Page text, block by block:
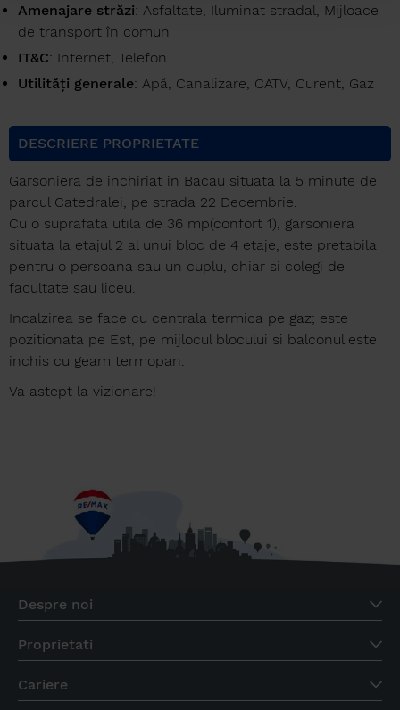
Amenajare străzi: Asfaltate, Iluminat stradal, Mijloace
de transport în comun
IT&C: Internet, Telefon
Utilități generale: Apă, Canalizare, CATV, Curent, Gaz
DESCRIERE PROPRIETATE
Garsoniera de inchiriat in Bacau situata la 5 minute de
parcul Catedralei, pe strada 22 Decembrie.
Cu o suprafata utila de 36 mp(confort 1), garsoniera
situata la etajul 2 al unui bloc de 4 etaje, este pretabila
pentru o persoana sau un cuplu, chiar si colegi de
facultate sau liceu.
Incalzirea se face cu centrala termica pe gaz; este
pozitionata pe Est, pe mijlocul blocului si balconul este
inchis cu geam termopan.
Va astept la vizionare!
Despre noi
Proprietati
Cariere